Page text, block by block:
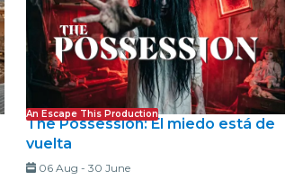
An Escape This Production
The Possession: El miedo está de
vuelta
06 Aug - 30 June